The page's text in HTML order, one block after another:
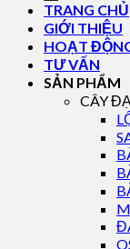
TRANG CHỦ
GIỚI THIỆU
HOẠT
TƯ VẤN
SẢN PHẨM
CÂY